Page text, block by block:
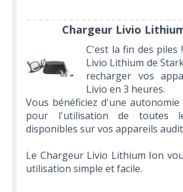
Chargeur Livio
C'est la fin des piles
Livio Lithium de
recharger vos
Livio en 3 heures.
Vous bénéficiez d'une autonomie
pour l'utilisation de toutes
disponibles sur vos appareils
Le Chargeur Livio Lithium Ion
utilisation simple et facile.